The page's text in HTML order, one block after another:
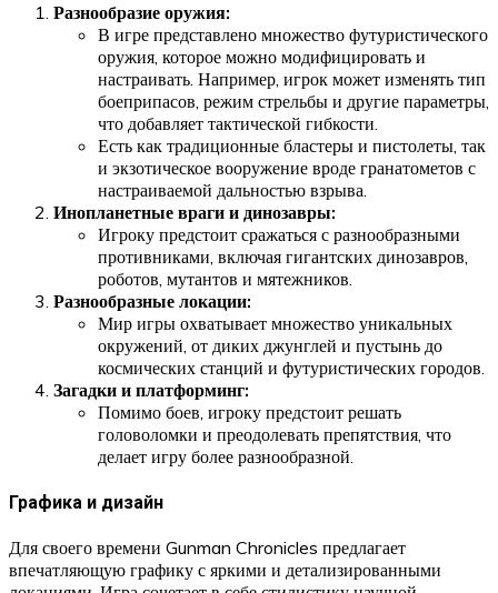
Разнообразие оружия:
В игре представлено множество футуристического
оружия, которое можно модифицировать и
настраивать. Например, игрок может изменять тип
боеприпасов, режим стрельбы и другие параметры,
что добавляет тактической гибкости.
Есть как традиционные бластеры и пистолеты, так
и экзотическое вооружение вроде гранатометов с
настраиваемой дальностью взрыва.
Инопланетные враги и динозавры:
Игроку предстоит сражаться с разнообразными
противниками, включая гигантских динозавров,
роботов, мутантов и мятежников.
Разнообразные локации:
Мир игры охватывает множество уникальных
окружений, от диких джунглей и пустынь до
космических станций и футуристических городов.
Загадки и платформинг:
Помимо боев, игроку предстоит решать
головоломки и преодолевать препятствия, что
делает игру более разнообразной.
Графика и дизайн
Для своего времени Gunman Chronicles предлагает
впечатляющую графику с яркими и детализированными